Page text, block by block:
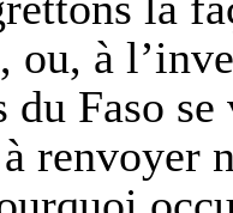
ou, à
du Faso
renvoyer